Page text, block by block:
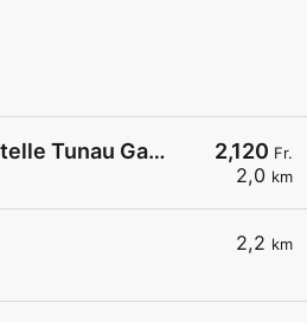
2,120 Fr.
2,0 km
Ruedi Rüssel Tankstelle Tunau Garage GmbH
2,2 km